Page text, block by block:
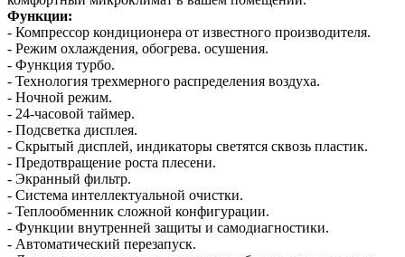
Функции:
- Компрессор кондиционера от известного производителя.
- Режим охлаждения, обогрева. осушения.
- Функция турбо.
- Технология трехмерного распределения воздуха.
- Ночной режим.
- 24-часовой таймер.
- Подсветка дисплея.
- Скрытый дисплей, индикаторы светятся сквозь пластик.
- Предотвращение роста плесени.
- Экранный фильтр.
- Система интеллектуальной очистки.
- Теплообменник сложной конфигурации.
- Функции внутренней защиты и самодиагностики.
- Автоматический перезапуск.